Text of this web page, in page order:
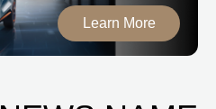
Learn More